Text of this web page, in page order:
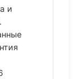
и